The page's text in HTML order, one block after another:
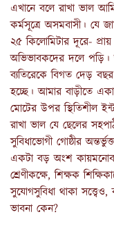
এখানে বলে রাখা ভাল
কর্মসূত্রে অসমবাসী। যে
২৫ কিলোমিটার দূরে-
অভিভাবকদের দলে
ব্যতিরেকে বিগত দেড়
হচ্ছে। আমার বাড়ীতে
মোটের উপর স্থিতিশীল
রাখা ভাল যে ছেলের
সুবিধাভোগী গোষ্ঠীর
একটা বড় অংশ
শ্রেণীকক্ষে, শিক্ষক
সুযোগসুবিধা থাকা
ভাবনা কেন?